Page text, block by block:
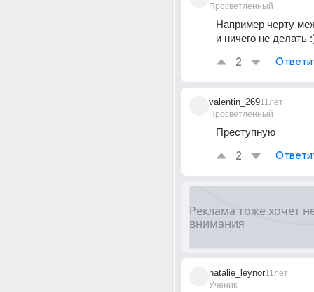
Просветленный
Например черту
и ничего не делать
2
valentin_269
Просветленный
11лет
Преступную
2
natalie_leynor
Ученик
11лет